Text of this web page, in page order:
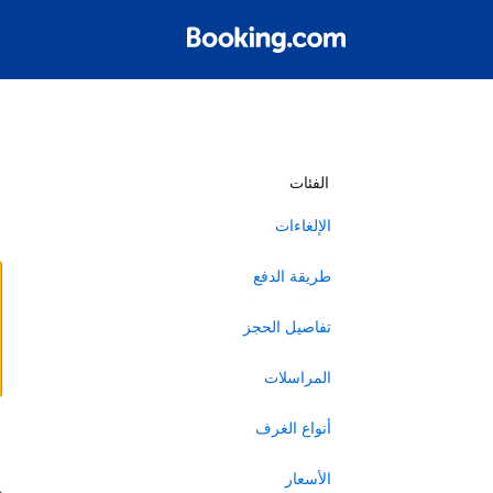
الفئات
الإلغاءات
طريقة الدفع
تفاصيل الحجز
المراسلات
أنواع الغرف
الأسعار